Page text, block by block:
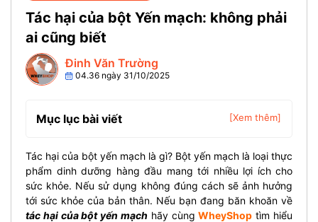
Tác hại của bột Yến mạch: không phải
ai cũng biết
Đinh Văn Trường
04.36 ngày 31/10/2025
Mục lục bài viết [Xem thêm]
Tác hại của bột yến mạch là gì? Bột yến mạch là loại thực
phẩm dinh dưỡng hàng đầu mang tới nhiều lợi ích cho
sức khỏe. Nếu sử dụng không đúng cách sẽ ảnh hưởng
tới sức khỏe của bản thân. Nếu bạn đang băn khoăn về
tác hại của bột yến mạch hãy cùngWheyShop tìm hiểu